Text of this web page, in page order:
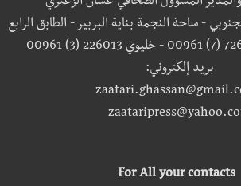
- ساحة النجمة بناية البربير - الطابق الرابع
بريد إلكتروني:
For All your contacts